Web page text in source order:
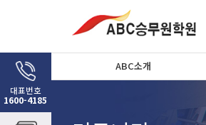
ABC소개
대표번호
1600-4185